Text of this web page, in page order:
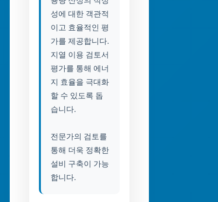
성에 대한 객관적
이고 효율적인 평
가를 제공합니다.
지열 이용 검토서
평가를 통해 에너
지 효율을 극대화
할 수 있도록 돕
습니다.
전문가의 검토를
통해 더욱 정확한
설비 구축이 가능
합니다.